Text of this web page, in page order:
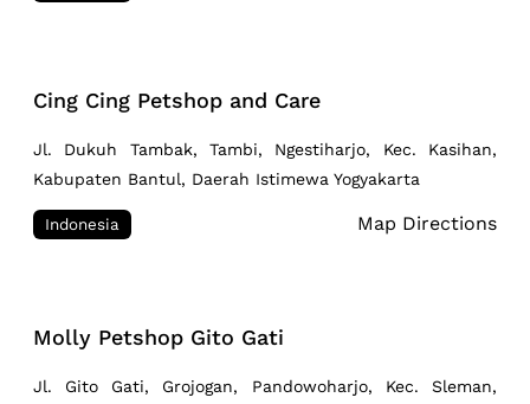
Cing Cing Petshop and Care
Jl. Dukuh Tambak, Tambi, Ngestiharjo, Kec. Kasihan,
Kabupaten Bantul, Daerah Istimewa Yogyakarta
Indonesia Map Directions
Molly Petshop Gito Gati
Jl. Gito Gati, Grojogan, Pandowoharjo, Kec. Sleman,